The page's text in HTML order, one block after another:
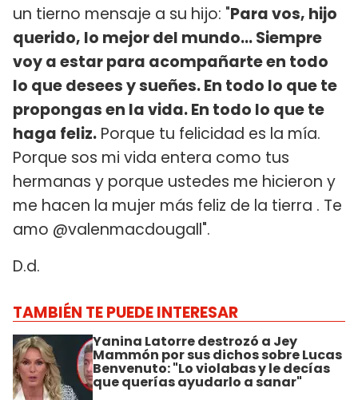
un tierno mensaje a su hijo: "Para vos, hijo
querido, lo mejor del mundo… Siempre
voy a estar para acompañarte en todo
lo que desees y sueñes. En todo lo que te
propongas en la vida. En todo lo que te
haga feliz. Porque tu felicidad es la mía.
Porque sos mi vida entera como tus
hermanas y porque ustedes me hicieron y
me hacen la mujer más feliz de la tierra . Te
amo @valenmacdougall".
D.d.
TAMBIÉN TE PUEDE INTERESAR
Yanina Latorre destrozó a Jey
Mammón por sus dichos sobre Lucas
Benvenuto: "Lo violabas y le decías
que querías ayudarlo a sanar"